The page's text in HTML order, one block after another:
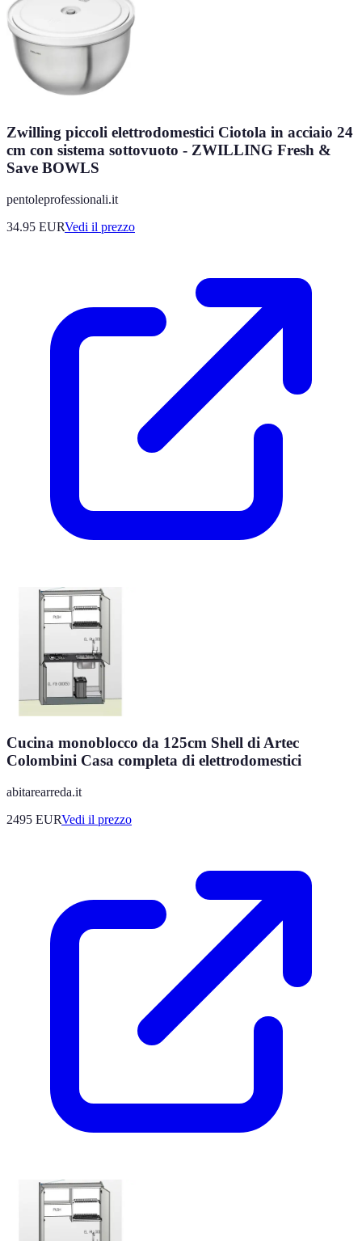
Zwilling piccoli elettrodomestici Ciotola in acciaio 24
cm con sistema sottovuoto - ZWILLING Fresh &
Save BOWLS
pentoleprofessionali.it
34.95 EURVedi il prezzo
Cucina monoblocco da 125cm Shell di Artec
Colombini Casa completa di elettrodomestici
abitarearreda.it
2495 EURVedi il prezzo